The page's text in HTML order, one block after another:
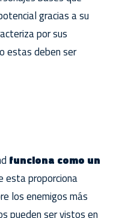
gracias a su
por sus
estas deben ser
funciona como un
esta proporciona
los enemigos más
pueden ser vistos en